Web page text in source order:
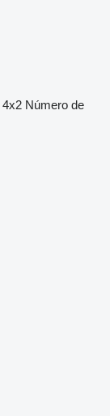
4x2 Número de